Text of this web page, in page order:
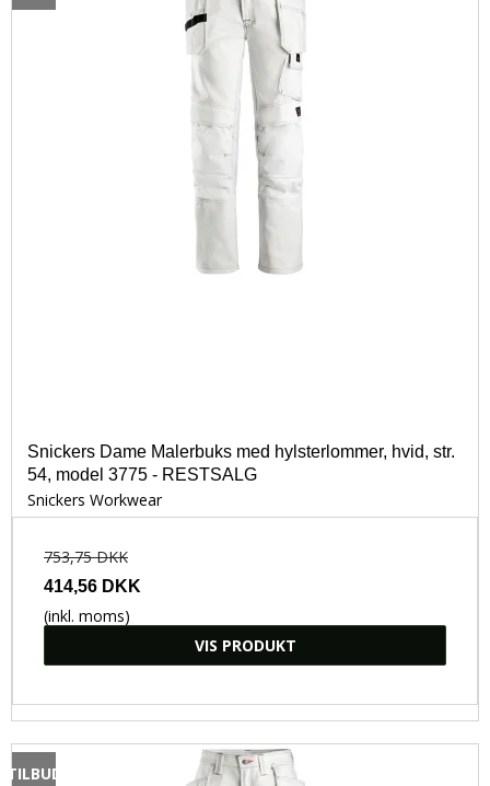
Snickers Dame Malerbuks med hylsterlommer, hvid, str.
54, model 3775 - RESTSALG
Snickers Workwear
753,75 DKK
414,56 DKK
(inkl. moms)
VIS PRODUKT
TILBUD